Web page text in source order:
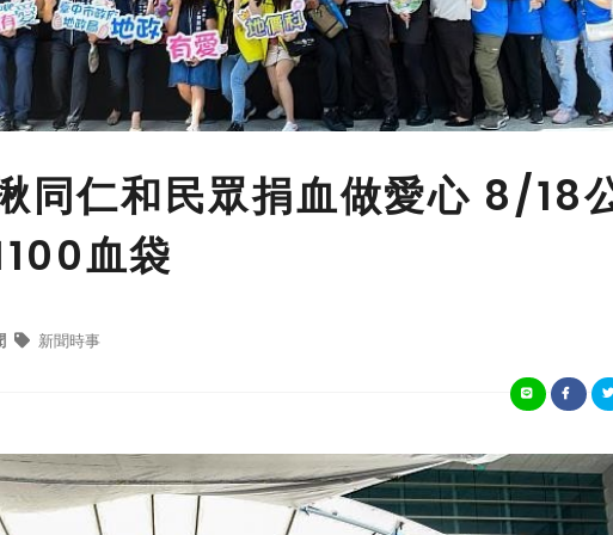
同仁和民眾捐血做愛心 8/18
血袋
新聞時事